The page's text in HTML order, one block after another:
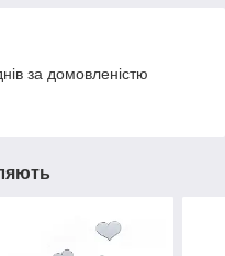
за домовленістю